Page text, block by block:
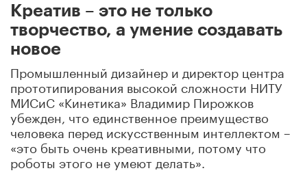
Креатив – это не только
творчество, а умение создавать
новое
Промышленный дизайнер и директор центра
прототипирования высокой сложности НИТУ
МИСиС «Кинетика» Владимир Пирожков
убежден, что единственное преимущество
человека перед искусственным интеллектом –
«это быть очень креативными, потому что
роботы этого не умеют делать».